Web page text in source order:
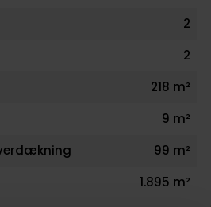
for hele familien.
2
2
218 m²
9 m²
99 m²
1.895 m²